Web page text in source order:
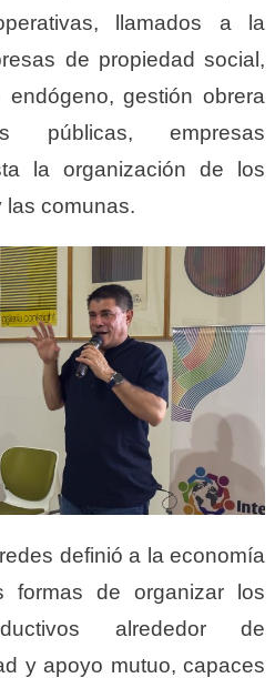
llamados a la
de propiedad social,
gestión obrera
públicas, empresas
la organización de los
las comunas.
definió a la economía
formas de organizar los
alrededor de
y apoyo mutuo, capaces